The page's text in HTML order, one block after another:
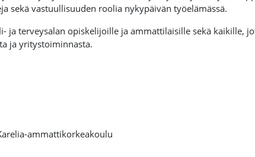
sekä vastuullisuuden roolia nykypäivän työelämässä.
ja terveysalan opiskelijoille ja ammattilaisille sekä kaikille,
ja yritystoiminnasta.
ammattikorkeakoulu